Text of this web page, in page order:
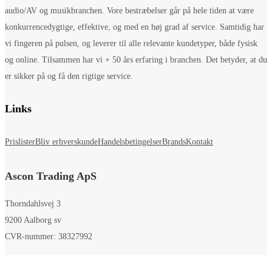
audio/AV og musikbranchen. Vore bestræbelser går på hele tiden at være
konkurrencedygtige, effektive, og med en høj grad af service. Samtidig har
vi fingeren på pulsen, og leverer til alle relevante kundetyper, både fysisk
og online. Tilsammen har vi + 50 års erfaring i branchen. Det betyder, at du
er sikker på og få den rigtige service.
Links
PrislisterBliv erhverskundeHandelsbetingelserBrandsKontakt
Ascon Trading ApS
Thorndahlsvej 3
9200 Aalborg sv
CVR-nummer: 38327992